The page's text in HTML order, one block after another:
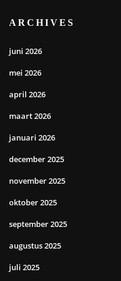
ARCHIVES
juni 2026
mei 2026
april 2026
maart 2026
januari 2026
december 2025
november 2025
oktober 2025
september 2025
augustus 2025
juli 2025